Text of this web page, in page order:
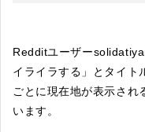
Redditユーザー
イライラする」とタイト
ごとに現在地が表示され
います。